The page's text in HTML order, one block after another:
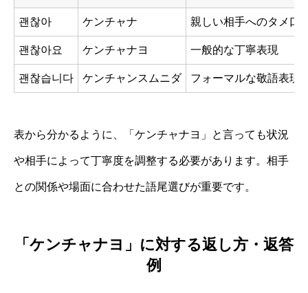
괜찮아 ケンチャナ 親しい相手へのタメ口
괜찮아요 ケンチャナヨ 一般的な丁寧表現
괜찮습니다 ケンチャンスムニダ フォーマルな敬語表現
表から分かるように、「ケンチャナヨ」と言っても状況
や相手によって丁寧度を調整する必要があります。相手
との関係や場面に合わせた語尾選びが重要です。
「ケンチャナヨ」に対する返し方・返答
例